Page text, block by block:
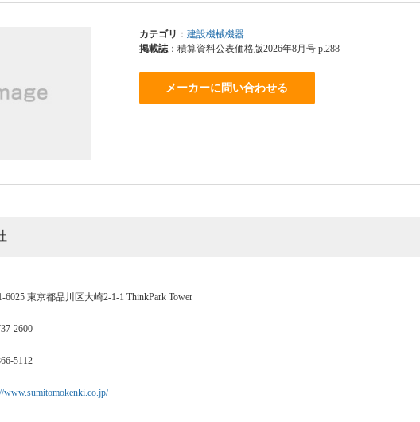
カテゴリ ： 建設機械機器
掲載誌：積算資料公表価格版2026年8月号 p.288
メーカーに問い合わせる
6025 東京都品川区大崎2-1-1 ThinkPark Tower
2600
5112
www.sumitomokenki.co.jp/